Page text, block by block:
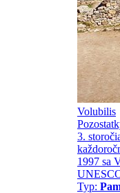
Volubilis
3.
1997 sa
Typ: